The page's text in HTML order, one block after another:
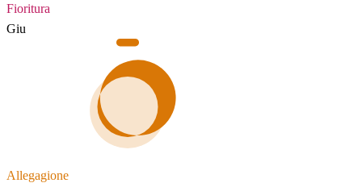
Fioritura
Giu
Allegagione